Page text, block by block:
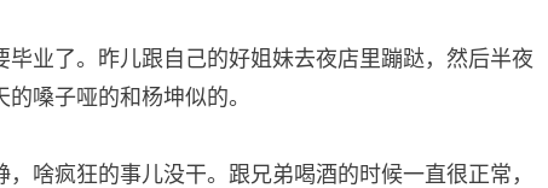
业了。昨儿跟自己的好姐妹去夜店里蹦跶，然后半夜
嗓子哑的和杨坤似的。
啥疯狂的事儿没干。跟兄弟喝酒的时候一直很正常，